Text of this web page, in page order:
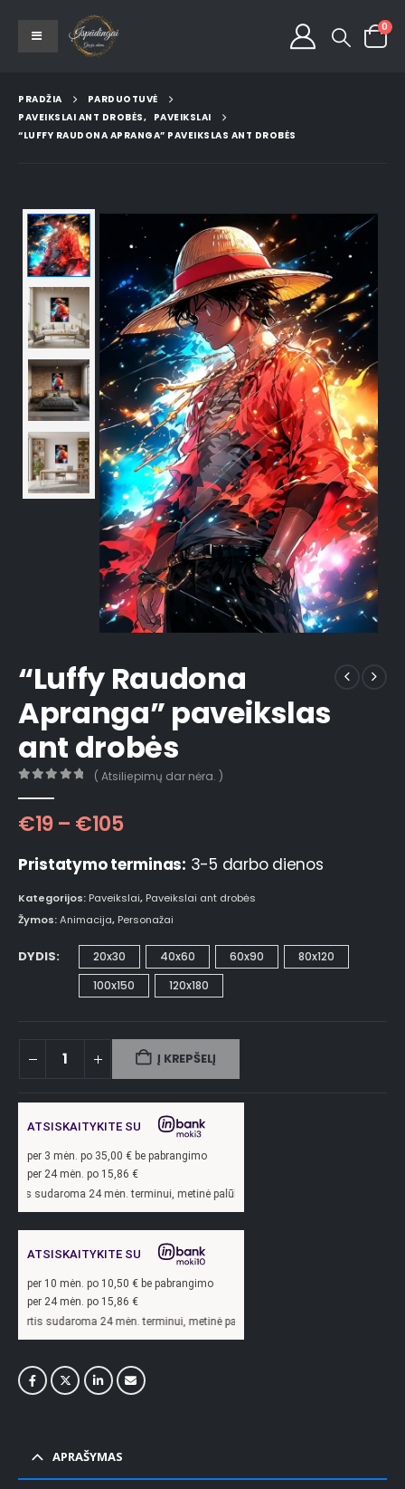
0
PRADŽIA
PARDUOTUVĖ
PAVEIKSLAI ANT DROBĖS, PAVEIKSLAI
“LUFFY RAUDONA APRANGA” PAVEIKSLAS ANT DROBĖS
“Luffy Raudona
Apranga” paveikslas
ant drobės
( Atsiliepimų dar nėra. )
€19 – €105
Pristatymo terminas: 3-5 darbo dienos
Kategorijos: Paveikslai, Paveikslai ant drobės
Žymos:Animacija, Personažai
DYDIS 20x30 40x60 60x90
80x120
100x150
120x180
Į KREPŠELĮ
ATSISKAITYKITE SU
per 3 mėn. po 35,00 € be pabrangimo
per 24 mėn. po 15,86 €
mėn. terminui, metinė palūkanų norma –13,9
ATSISKAITYKITE SU
per 10 mėn. po 10,50 € be pabrangimo
per 24 mėn. po 15,86 €
24 mėn. terminui, metinė palūkanų norma –13,9
APRAŠYMAS